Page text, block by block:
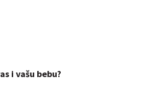
i vašu bebu?